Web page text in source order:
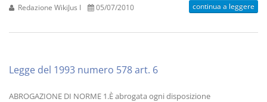
Redazione WikiJus I 05/07/2010 continua a leggere
Legge del 1993 numero 578 art. 6
ABROGAZIONE DI NORME 1.È abrogata ogni disposizione